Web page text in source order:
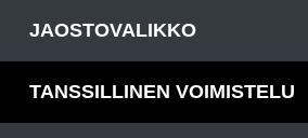
JAOSTOVALIKKO
TANSSILLINEN VOIMISTELU